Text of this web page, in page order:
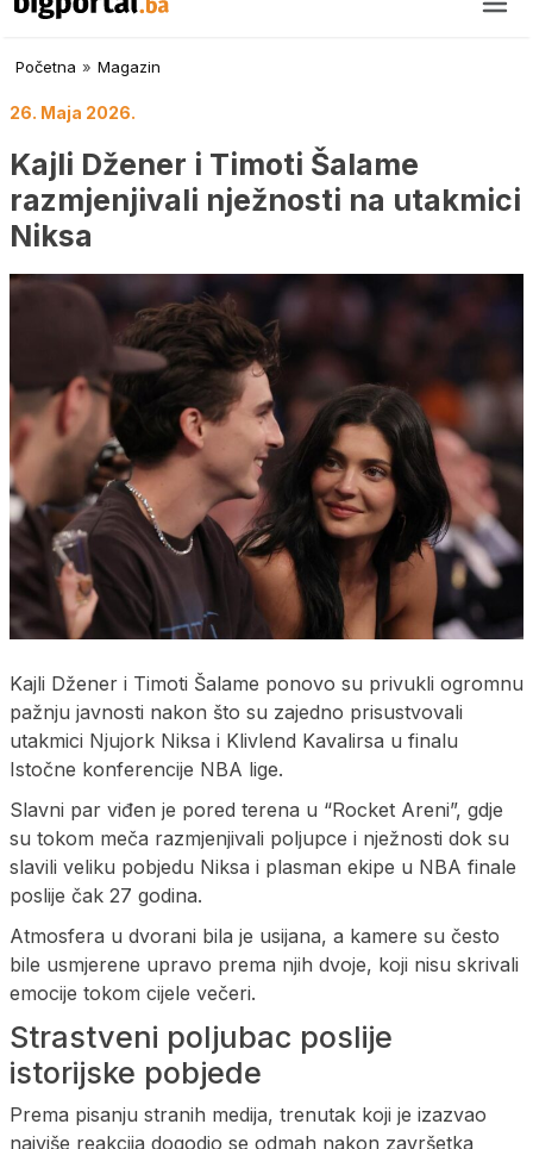
Početna » Magazin
26. Maja 2026.
Kajli Džener i Timoti Šalame
razmjenjivali nježnosti na utakmici
Niksa
Kajli Džener i Timoti Šalame ponovo su privukli ogromnu
pažnju javnosti nakon što su zajedno prisustvovali
utakmici Njujork Niksa i Klivlend Kavalirsa u finalu
Istočne konferencije NBA lige.
Slavni par viđen je pored terena u “Rocket Areni”, gdje
su tokom meča razmjenjivali poljupce i nježnosti dok su
slavili veliku pobjedu Niksa i plasman ekipe u NBA finale
poslije čak 27 godina.
Atmosfera u dvorani bila je usijana, a kamere su često
bile usmjerene upravo prema njih dvoje, koji nisu skrivali
emocije tokom cijele večeri.
Strastveni poljubac poslije
istorijske pobjede
Prema pisanju stranih medija, trenutak koji je izazvao
najviše reakcija dogodio se odmah nakon završetka